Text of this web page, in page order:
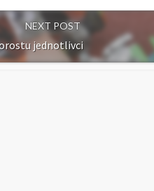
NEXT POST
jednotlivci